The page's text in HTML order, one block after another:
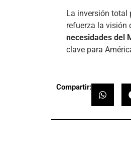
La inversión total
refuerza la visión
necesidades del
clave para
Compartir: